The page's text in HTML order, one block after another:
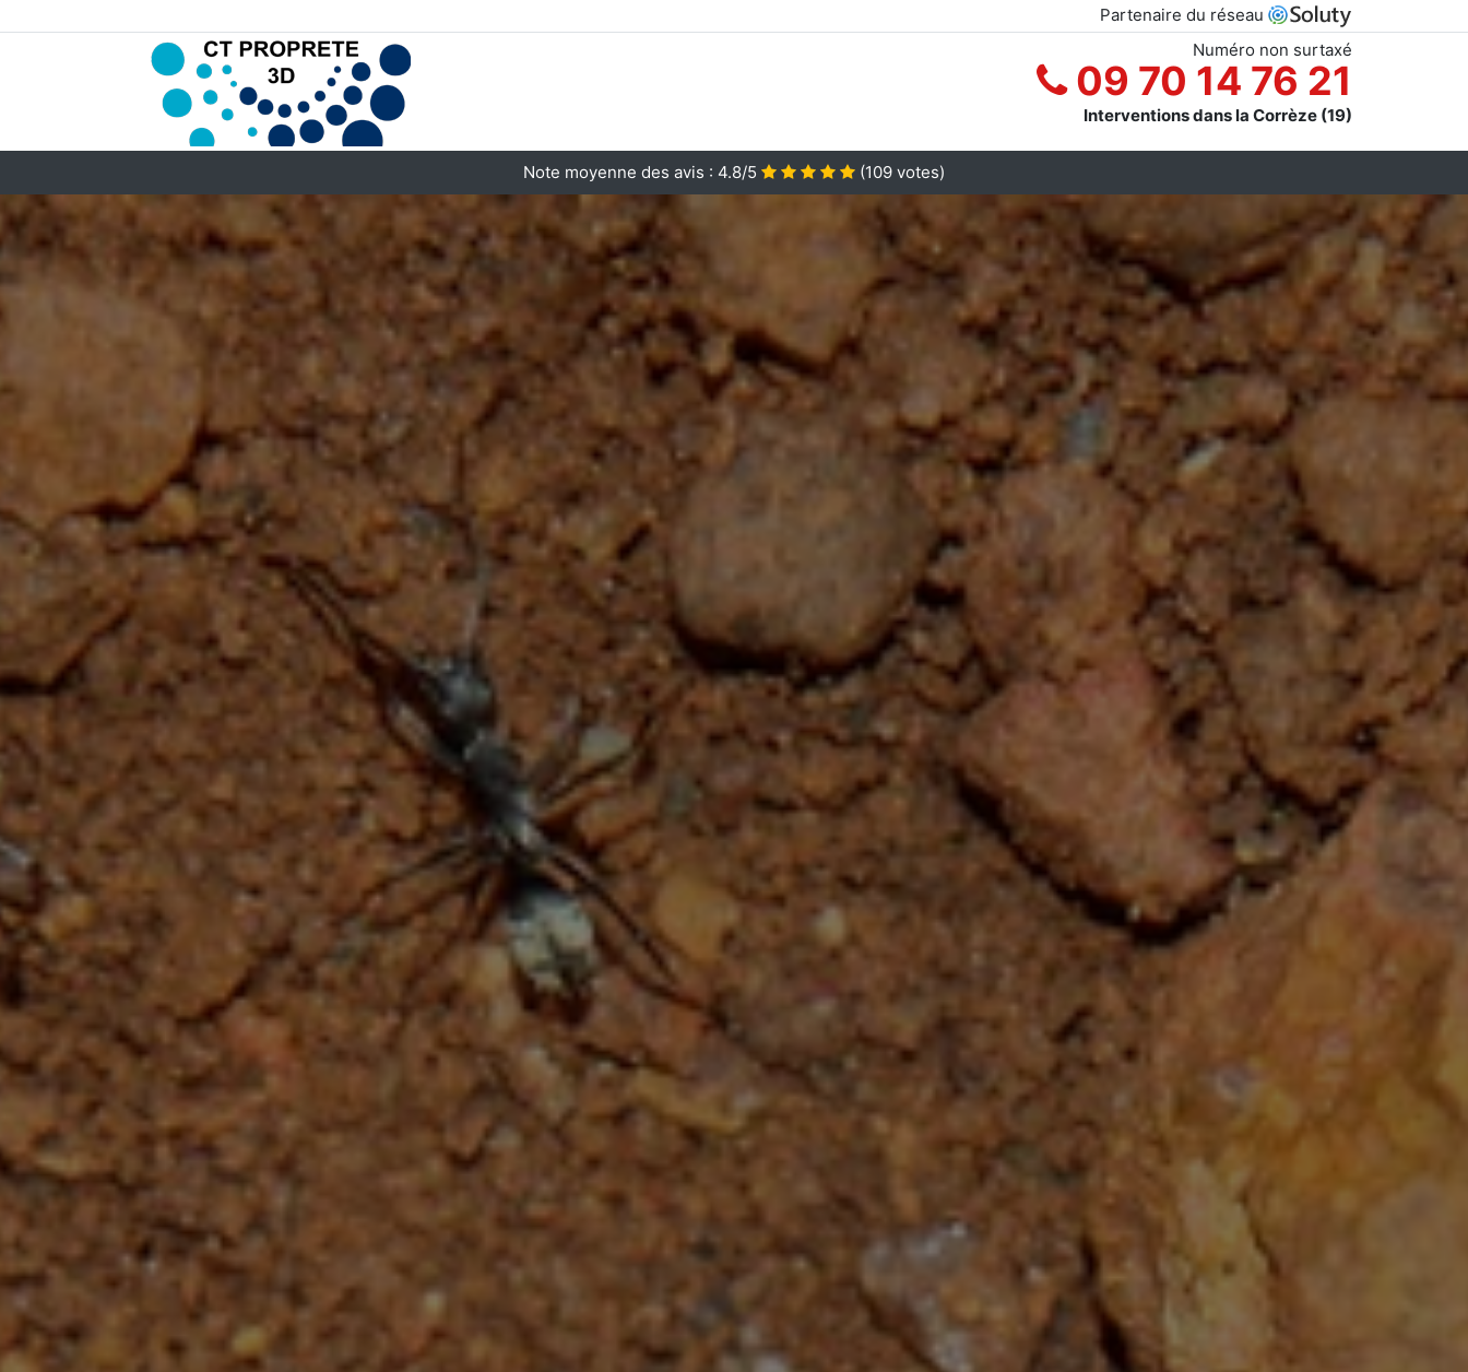
Partenaire du réseau
Numéro non surtaxé
09 70 14 76 21
Interventions dans la Corrèze (19)
Note moyenne des avis : 4.8/5 (109 votes)